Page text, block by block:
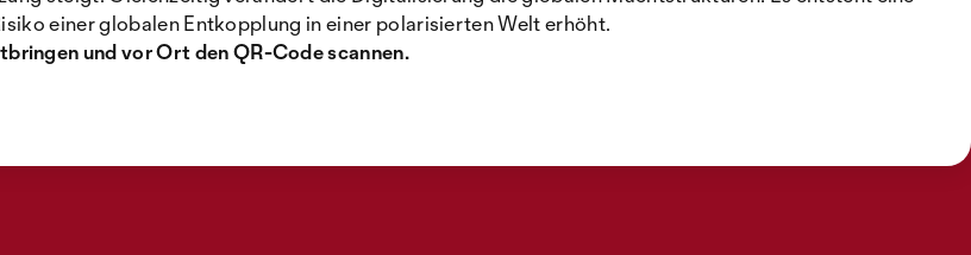
einer globalen Entkopplung in einer polarisierten Welt erhöht.
und vor Ort den QR-Code scannen.